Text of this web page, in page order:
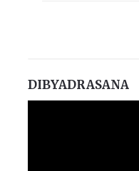
DIBYADRASANA